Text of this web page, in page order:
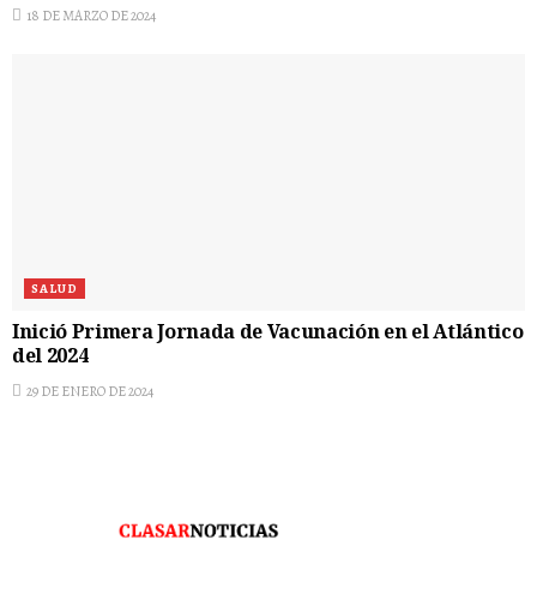
18 DE MARZO DE 2024
SALUD
Inició Primera Jornada de Vacunación en el Atlántico
del 2024
29 DE ENERO DE 2024